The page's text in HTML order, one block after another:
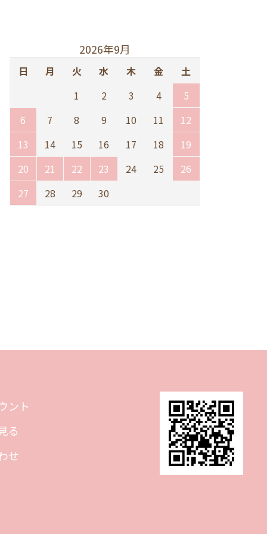
2026年9月
日 月 火 水 木 金
土
1
2 3 4
5
6
7 8 9 10 11
12
13
14 15 16 17 18
19
20
21 22 23 24 25
26
27
28 29 30
ント
る
せ